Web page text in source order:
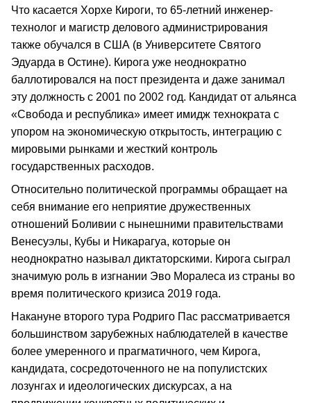
Что касается Хорхе Кироги, то 65-летний инженер-
технолог и магистр делового администрирования
также обучался в США (в Университете Святого
Эдуарда в Остине). Кирога уже неоднократно
баллотировался на пост президента и даже занимал
эту должность с 2001 по 2002 год. Кандидат от альянса
«Свобода и республика» имеет имидж технократа с
упором на экономическую открытость, интеграцию с
мировыми рынками и жесткий контроль
государственных расходов.
Относительно политической программы обращает на
себя внимание его неприятие дружественных
отношений Боливии с нынешними правительствами
Венесуэлы, Кубы и Никарагуа, которые он
неоднократно называл диктаторскими. Кирога сыграл
значимую роль в изгнании Эво Моралеса из страны во
время политического кризиса 2019 года.
Накануне второго тура Родриго Пас рассматривается
большинством зарубежных наблюдателей в качестве
более умеренного и прагматичного, чем Кирога,
кандидата, сосредоточенного не на популистских
лозунгах и идеологических дискурсах, а на